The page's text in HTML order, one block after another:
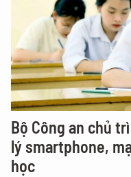
Bộ Công an chủ
lý smartphone,
học